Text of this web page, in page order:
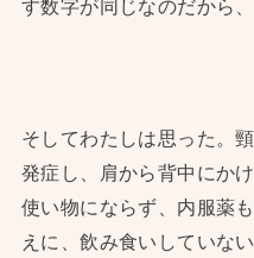
す数字が同じなのだから
そしてわたしは思った。
発症し、肩から背中にか
使い物にならず、内服薬
えに、飲み食いしていな